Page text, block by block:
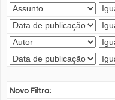
Novo Filtro: